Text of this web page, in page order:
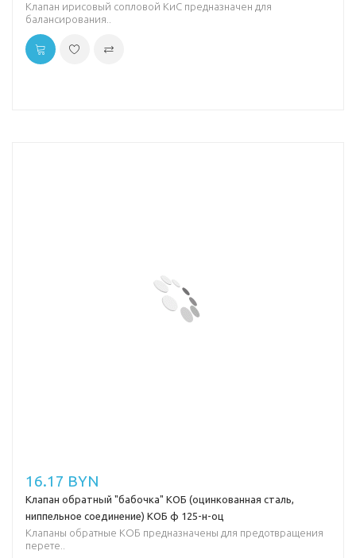
Клапан ирисовый сопловой КиС предназначен для
балансирования..
16.17 BYN
Клапан обратный "бабочка" КОБ (оцинкованная сталь,
ниппельное соединение) КОБ ф 125-н-оц
Клапаны обратные КОБ предназначены для предотвращения
перете..